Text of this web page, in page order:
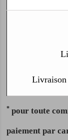
Livraison
* pour toute
paiement par